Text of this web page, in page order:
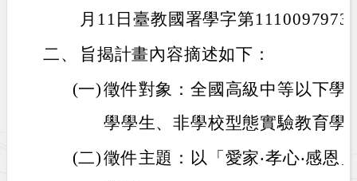
月11日臺教國署學字第1110097973
二、
旨揭計畫內容摘述如下：
(一)徵件對象：全國高級中等以下學
學學生、非學校型態實驗教育學
(二)徵件主題：以「愛家‧孝心‧感恩